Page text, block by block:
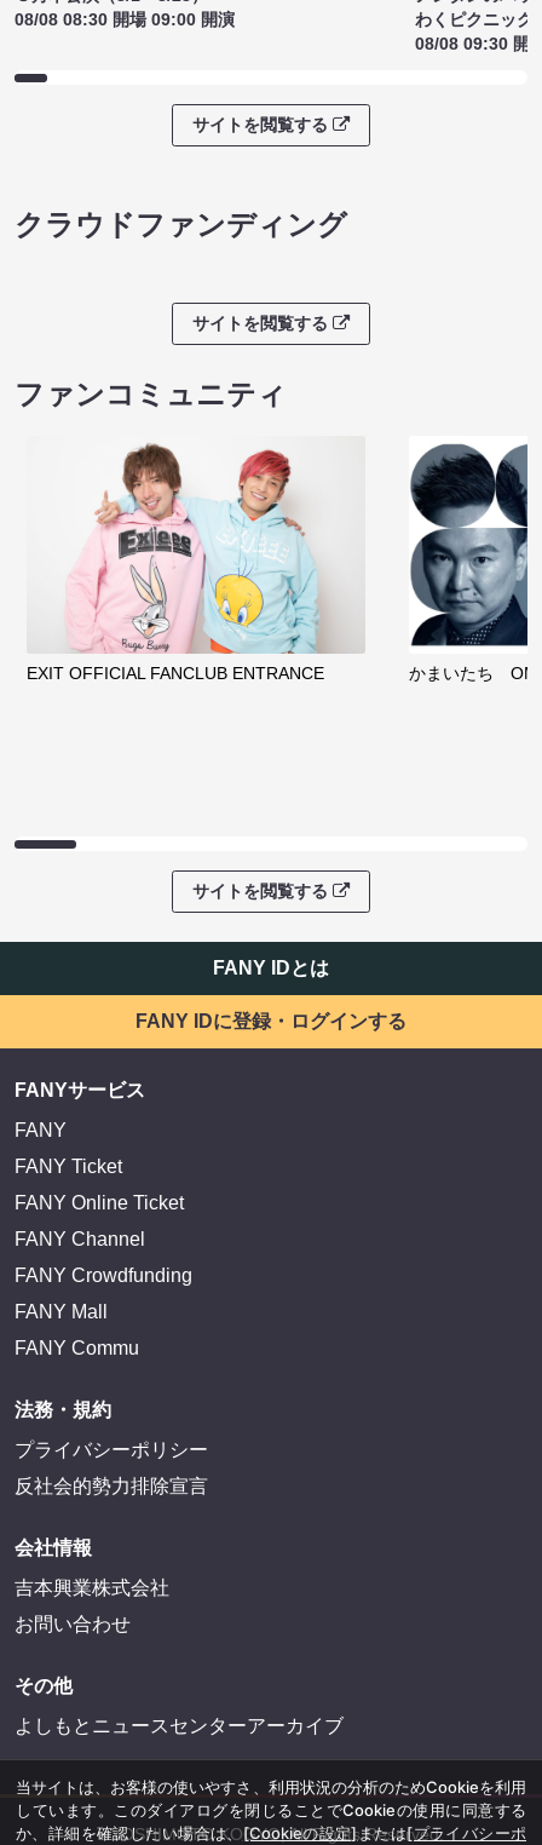
08/08 08:30 開場 09:00 開演
サイトを閲覧する
クラウドファンディング
サイトを閲覧する
ファンコミュニティ
FANY IDに登録・ログインする
FANYサービス
FANY
FANY Ticket
FANY Crowdfunding
FANY Mall
FANY Commu
法務・規約
プライバシーポリシー
反社会的勢力排除宣言
会社情報
吉本興業株式会社
お問い合わせ
当サイトは、お客様の使いやすさ、利用状況の分析のためCookieを利用
しています。このダイアログを閉じることでCookieの使用に同意する
か、詳細を確認したい場合は、[Cookieの設定]または[プライバシーポ